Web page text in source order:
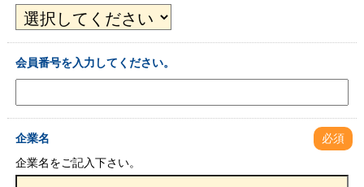
会員番号を入力してください。
企業名
必須
企業名をご記入下さい。